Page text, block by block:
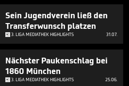
Sein Jugendverein ließ den
Transferwunsch platzen
3. LIGA MEDIATHEK HIGHLIGHTS 31.07.
Nächster Paukenschlag bei
1860 München
3. LIGA MEDIATHEK HIGHLIGHTS 25.06.